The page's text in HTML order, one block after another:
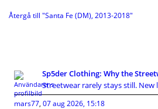
Återgå till "Santa Fe (DM), 2013-2018"
Sp5der Clothing: Why the
Streetwear rarely stays still. New
mars77, 07 aug 2026, 15:18